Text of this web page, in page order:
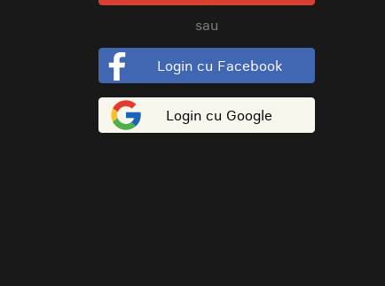
sau
Login cu Facebook
Login cu Google